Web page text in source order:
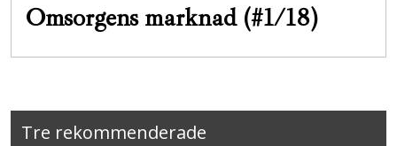
Omsorgens marknad (#1/18)
Tre rekommenderade